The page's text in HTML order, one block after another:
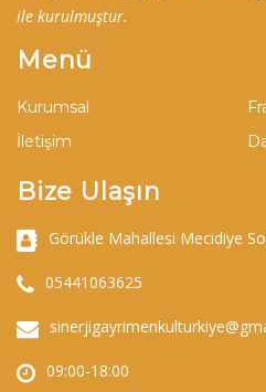
ile kurulmuştur.
Menü
Kurumsal
İletişim
Bize Ulaşın
Görükle Mahallesi Mecidiye
05441063625
09:00-18:00